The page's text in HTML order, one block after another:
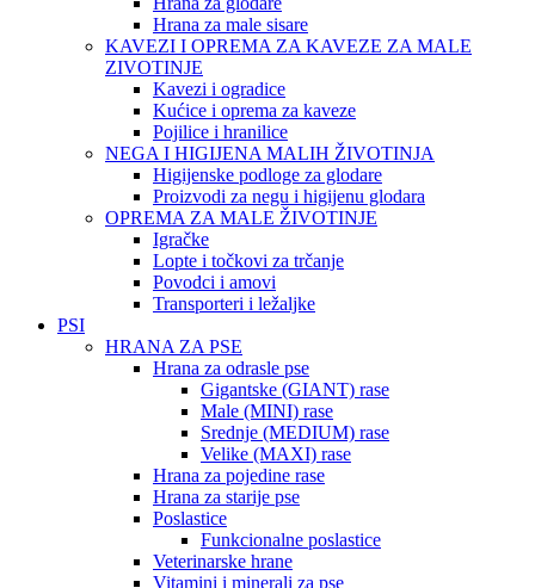
Hrana za male sisare
KAVEZI I OPREMA ZA KAVEZE ZA MALE
ZIVOTINJE
Kavezi i ogradice
Kućice i oprema za kaveze
Pojilice i hranilice
NEGA I HIGIJENA MALIH ŽIVOTINJA
Higijenske podloge za glodare
Proizvodi za negu i higijenu glodara
OPREMA ZA MALE ŽIVOTINJE
Igračke
Lopte i točkovi za trčanje
Povodci i amovi
Transporteri i ležaljke
PSI
HRANA ZA PSE
Hrana za odrasle pse
Gigantske (GIANT) rase
Male (MINI) rase
Srednje (MEDIUM) rase
Velike (MAXI) rase
Hrana za pojedine rase
Hrana za starije pse
Poslastice
Funkcionalne poslastice
Veterinarske hrane
Vitamini i minerali za pse